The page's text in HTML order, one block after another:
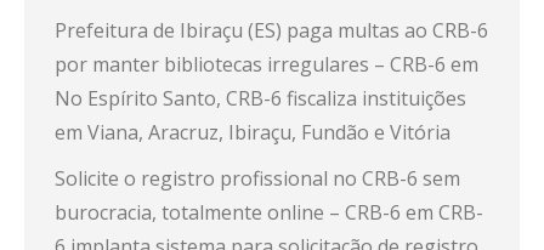
Prefeitura de Ibiraçu (ES) paga multas ao CRB-6
por manter bibliotecas irregulares – CRB-6 em
No Espírito Santo, CRB-6 fiscaliza instituições
em Viana, Aracruz, Ibiraçu, Fundão e Vitória
Solicite o registro profissional no CRB-6 sem
burocracia, totalmente online – CRB-6 em CRB-